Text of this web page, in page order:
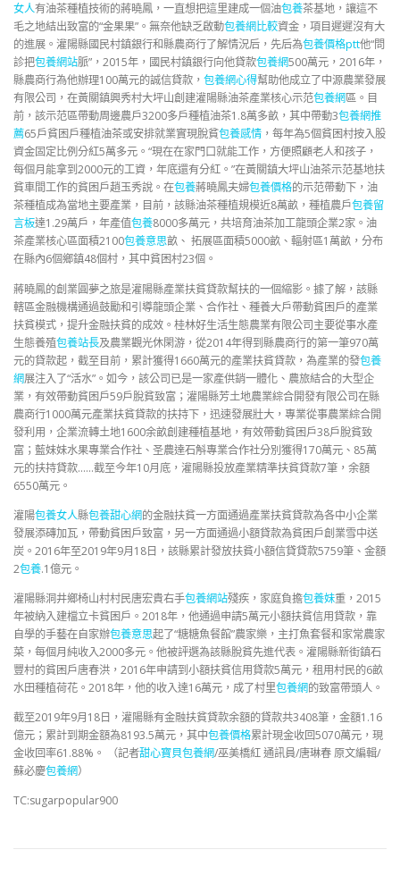
女人有油茶種植技術的蔣曉鳳，一直想把這里建成一個油包養茶基地，讓這不
毛之地結出致富的“金果果”。無奈他缺乏啟動包養網比較資金，項目遲遲沒有大
的進展。灌陽縣國民村鎮銀行和縣農商行了解情況后，先后為包養價格ptt他“問
診把包養網站脈”，2015年，國民村鎮銀行向他貸款包養網500萬元，2016年，
縣農商行為他辦理100萬元的誠信貸款， 包養網心得幫助他成立了中源農業發展
有限公司，在黃關鎮興秀村大坪山創建灌陽縣油茶產業核心示范包養網區。目
前，該示范區帶動周邊農戶3200多戶種植油茶1.8萬多畝，其中帶動3包養網推
薦65戶貧困戶種植油茶或安排就業實現脫貧包養感情 ，每年為5個貧困村按入股
資金固定比例分紅5萬多元。“現在在家門口就能工作，方便照顧老人和孩子，
每個月能拿到2000元的工資，年底還有分紅。”在黃關鎮大坪山油茶示范基地扶
貧車間工作的貧困戶趙玉秀說。在包養蔣曉鳳夫婦包養價格的示范帶動下，油
茶種植成為當地主要產業，目前，該縣油茶種植規模近8萬畝，種植農戶包養留
言板達1.29萬戶，年產值包養8000多萬元，共培育油茶加工龍頭企業2家。油
茶產業核心區面積2100包養意思畝、 拓展區面積5000畝、輻射區1萬畝，分布
在縣內6個鄉鎮48個村，其中貧困村23個。
蔣曉鳳的創業圓夢之旅是灌陽縣產業扶貧貸款幫扶的一個縮影。據了解，該縣
轄區金融機構通過鼓勵和引導龍頭企業、合作社、種養大戶帶動貧困戶的產業
扶貧模式，提升金融扶貧的成效。桂林好生活生態農業有限公司主要從事水產
生態養殖包養站長及農業觀光休閑游，從2014年得到縣農商行的第一筆970萬
元的貸款起，截至目前，累計獲得1660萬元的產業扶貧貸款，為產業的發包養
網展注入了“活水”。如今，該公司已是一家產供銷一體化、農旅結合的大型企
業，有效帶動貧困戶59戶脫貧致富；灌陽縣芳土地農業綜合開發有限公司在縣
農商行1000萬元產業扶貧貸款的扶持下，迅速發展壯大，專業從事農業綜合開
發利用，企業流轉土地1600余畝創建種植基地，有效帶動貧困戶38戶脫貧致
富；藍妹妹水果專業合作社、圣農達石斛專業合作社分別獲得170萬元、85萬
元的扶持貸款……截至今年10月底，灌陽縣投放產業精準扶貧貸款7筆，余額
6550萬元。
灌陽包養女人縣包養甜心網的金融扶貧一方面通過產業扶貧貸款為各中小企業
發展添磚加瓦，帶動貧困戶致富，另一方面通過小額貸款為貧困戶創業雪中送
炭。2016年至2019年9月18日，該縣累計發放扶貧小額信貸貸款5759筆、金額
2包養.1億元。
灌陽縣洞井鄉椅山村村民唐宏貴右手包養網站殘疾，家庭負擔包養妹重，2015
年被納入建檔立卡貧困戶。2018年，他通過申請5萬元小額扶貧信用貸款，靠
自學的手藝在自家辦包養意思起了“糖糖魚餐館”農家樂，主打魚套餐和家常農家
菜，每個月純收入2000多元。他被評選為該縣脫貧先進代表。灌陽縣新街鎮石
豐村的貧困戶唐春洪，2016年申請到小額扶貧信用貸款5萬元，租用村民的6畝
水田種植荷花。2018年，他的收入達16萬元，成了村里包養網的致富帶頭人。
截至2019年9月18日，灌陽縣有金融扶貧貸款余額的貸款共3408筆，金額1.16
億元；累計到期金額為8193.5萬元，其中包養價格累計現金收回5070萬元，現
金收回率61.88%。 （記者甜心寶貝包養網/巫美橋紅 通訊員/唐琳春 原文編輯/
蘇必慶包養網）
TC:sugarpopular900